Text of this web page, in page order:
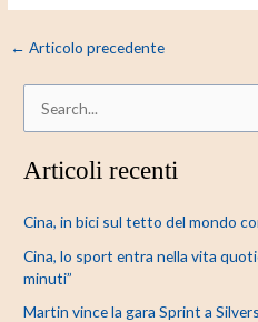
← Articolo precedente
r
a
:
Articoli recenti
Cina, in bici sul tetto del mondo
Cina, lo sport entra nella vita
minuti”
Martin vince la gara Sprint a